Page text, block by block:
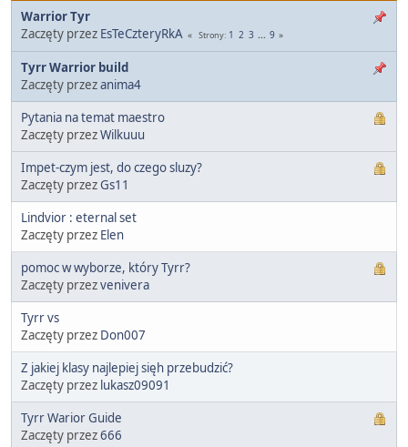
Warrior Tyr
Zaczęty przez EsTeCzteryRkA Strony 1 2 3 ... 9
Tyrr Warrior build
Zaczęty przezanima4
Pytania na temat maestro
Zaczęty przezWilkuuu
Impet-czym jest, do czego sluzy?
Zaczęty przezGs11
Lindvior : eternal set
Zaczęty przez Elen
pomoc w wyborze, który Tyrr?
Zaczęty przezvenivera
Tyrr vs
Zaczęty przez Don007
Z jakiej klasy najlepiej sięh przebudzić?
Zaczęty przez lukasz09091
Tyrr Warior Guide
Zaczęty przez666